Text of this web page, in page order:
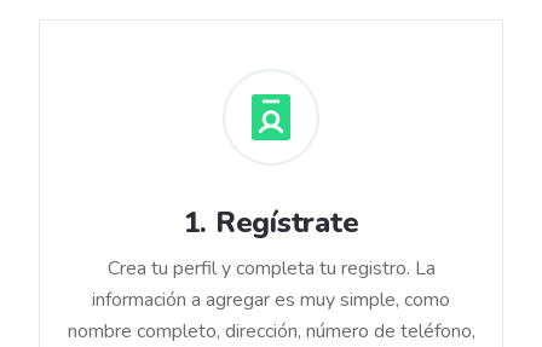
1. Regístrate
Crea tu perfil y completa tu registro. La
información a agregar es muy simple, como
nombre completo, dirección, número de teléfono,